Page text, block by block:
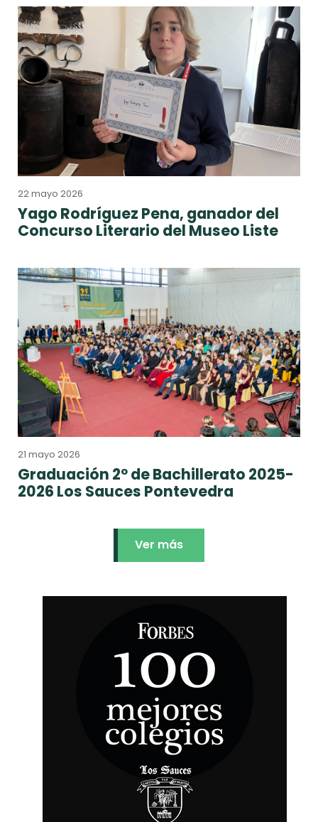
22 mayo 2026
Yago Rodríguez Pena, ganador del
Concurso Literario del Museo Liste
21 mayo 2026
Graduación 2º de Bachillerato 2025-
2026 Los Sauces Pontevedra
Ver más